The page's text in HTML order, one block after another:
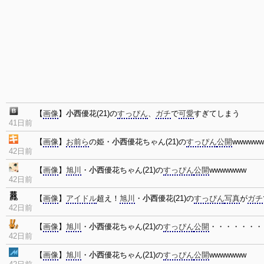
41日前
【画像】 小西優花(21)のすっぴん、 ガチで可愛すぎてしまう
42日前
【画像】 お前らの姫・ 小西優花ちゃん(21)のすっぴん公開
42日前
【画像】 旭川 ・ 小西優花ちゃん(21)のすっぴん公開wwwwwww
42日前
【画像】 アイドル超え！ 旭川 ・ 小西優花(21)のすっぴん写真がガチ
42日前
【画像】 旭川 ・ 小西優花ちゃん(21)のすっぴん公開 ・・・・・・・
【画像】 旭川 ・ 小西優花ちゃん(21)のすっぴん公開wwwwwww